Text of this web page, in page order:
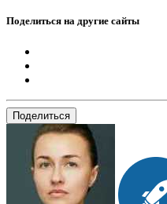
Поделиться на другие сайты
Поделиться